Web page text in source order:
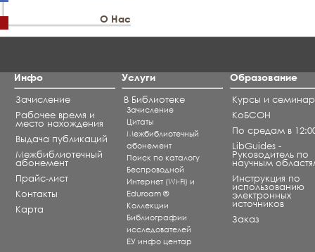
О Нас
Инфо
Зачисление
Рабочее время и
место нахождения
Выдача публикаций
Межбиблиотечный
абонемент
Прайс-лист
Контакты
Карта
Услуги
В Библиотеке
Зачисление
Цитаты
Межбиблиотечный
абонемент
Поиск по каталогу
Беспроводной
Интернет (Wi-Fi) и
Eduroam ®
Коллекции
Библиографии
исследователей
ЕУ инфо центар
Образование
Курсы и
КоБСОН
По средам в
LibGuides -
Руководитель по
научным
Инструкция по
использованию
электронных
источников
Заказ